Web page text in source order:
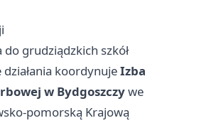
grudziądzkich szkół
koordynujeIzba
w Bydgoszczywe
pomorską Krajową